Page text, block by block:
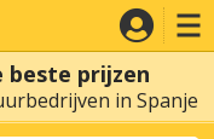
beste prijzen
in Spanje